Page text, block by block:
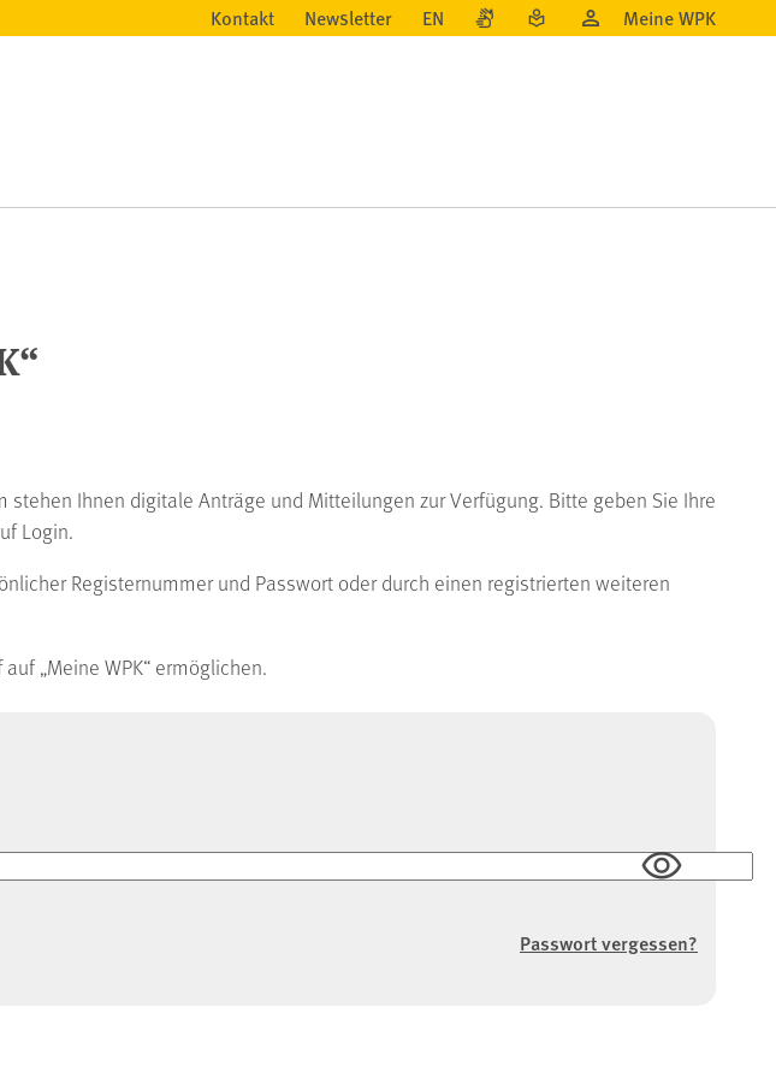
Kontakt Newsletter EN Meine WPK
Ihnen digitale Anträge und Mitteilungen zur Verfügung. Bitte geben Sie Ihre
Login.
Registernummer und Passwort oder durch einen registrierten weiteren
„Meine WPK“ ermöglichen.
Passwort vergessen?